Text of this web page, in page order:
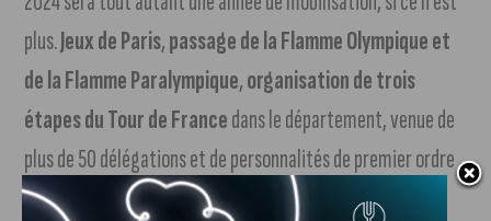
plus.Jeux de Paris,passage de la Flamme Olympique et
de la Flamme Paralympique,organisation de trois
étapes du Tour de Francedans le département, venue de
plus de 50 délégations et de personnalités de premier ordre
pour le
45e Congrès Mondial de la Vigne et du Vin